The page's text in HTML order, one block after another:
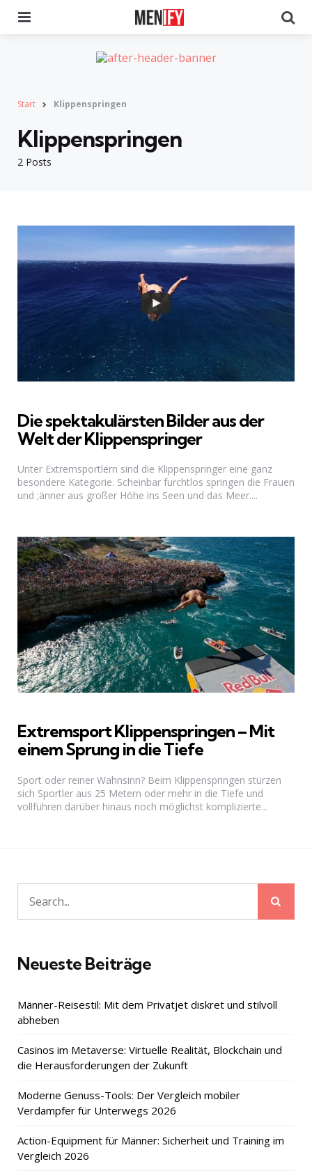
Start Klippenspringen
2 Posts
Klippenspringen
Die spektakulärsten Bilder aus der
Welt der Klippenspringer
Unter Extremsportlern sind die Klippenspringer eine ganz
besondere Kategorie. Scheinbar furchtlos springen die Frauen
und ;änner aus großer Höhe ins Seen und das Meer....
Extremsport Klippenspringen – Mit
einem Sprung in die Tiefe
Sport oder reiner Wahnsinn? Beim Klippenspringen stürzen
sich Sportler aus 25 Metern oder mehr in die Tiefe und
vollführen darüber hinaus noch möglichst komplizierte...
Search
for:
Neueste Beiträge
Männer-Reisestil: Mit dem Privatjet diskret und stilvoll
abheben
Casinos im Metaverse: Virtuelle Realität, Blockchain und
die Herausforderungen der Zukunft
Moderne Genuss-Tools: Der Vergleich mobiler
Verdampfer für Unterwegs 2026
Action-Equipment für Männer: Sicherheit und Training im
Vergleich 2026